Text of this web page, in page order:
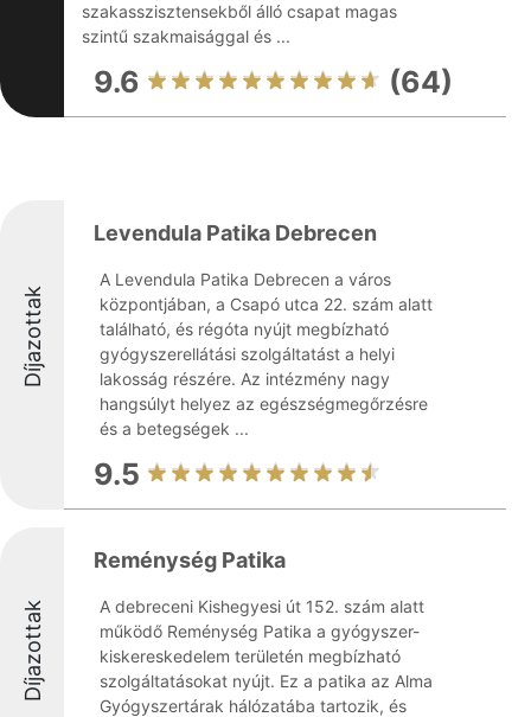
szakasszisztensekből álló csapat magas
szintű szakmaisággal és ...
9.6 (64)
Díjazottak
Levendula Patika Debrecen
A Levendula Patika Debrecen a város
központjában, a Csapó utca 22. szám alatt
található, és régóta nyújt megbízható
gyógyszerellátási szolgáltatást a helyi
lakosság részére. Az intézmény nagy
hangsúlyt helyez az egészségmegőrzésre
és a betegségek ...
9.5
Díjazottak
Reménység Patika
A debreceni Kishegyesi út 152. szám alatt
működő Reménység Patika a gyógyszer-
kiskereskedelem területén megbízható
szolgáltatásokat nyújt. Ez a patika az Alma
Gyógyszertárak hálózatába tartozik, és